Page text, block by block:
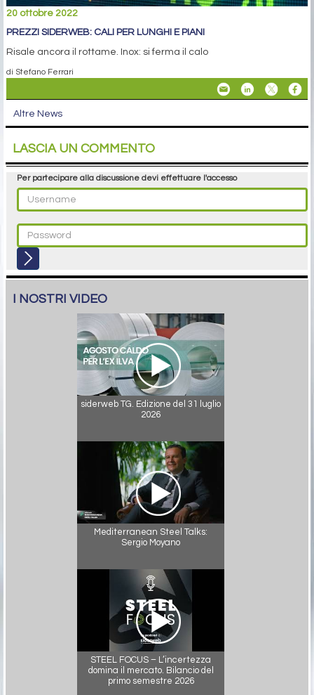
20 ottobre 2022
PREZZI SIDERWEB: CALI PER LUNGHI E PIANI
Risale ancora il rottame. Inox: si ferma il calo
di Stefano Ferrari
Altre News
LASCIA UN COMMENTO
Per partecipare alla discussione devi effettuare l'accesso
I NOSTRI VIDEO
siderweb TG. Edizione del 31 luglio
2026
Mediterranean Steel Talks:
Sergio Moyano
STEEL FOCUS – L’incertezza
domina il mercato. Bilancio del
primo semestre 2026